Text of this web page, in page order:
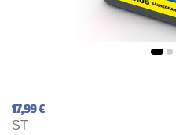
17,99 €
ST